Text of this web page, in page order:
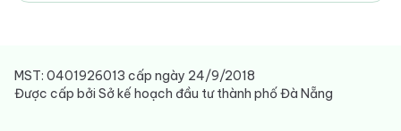
MST: 0401926013 cấp ngày 24/9/2018
Được cấp bởi Sở kế hoạch đầu tư thành phố Đà Nẵng